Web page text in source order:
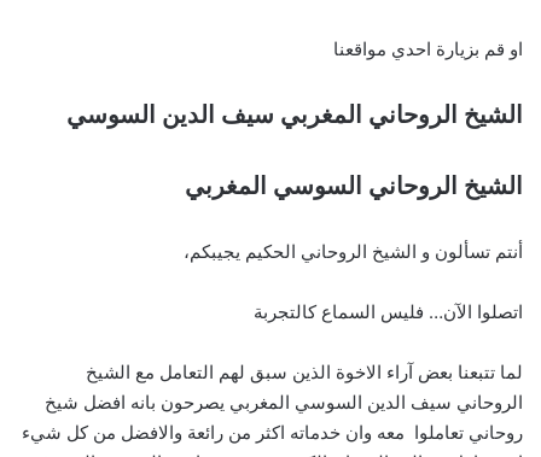
او قم بزيارة احدي مواقعنا
الشيخ الروحاني المغربي سيف الدين السوسي
الشيخ الروحاني السوسي المغربي
أنتم تسألون و الشيخ الروحاني الحكيم يجيبكم،
اتصلوا الآن… فليس السماع كالتجربة
لما تتبعنا بعض آراء الاخوة الذين سبق لهم التعامل مع الشيخ
الروحاني سيف الدين السوسي المغربي يصرحون بانه افضل شيخ
روحاني تعاملوا معه وان خدماته اكثر من رائعة والافضل من كل شيء